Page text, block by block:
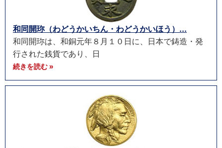
和同開珎（わどうかいちん・わどうかいほう）...
和同開珎は、和銅元年８月１０日に、日本で鋳造・発
行された銭貨であり、日
続きを読む »